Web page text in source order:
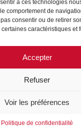
à ces technologies
comportement de
consentir ou de retirer
caractéristiques et
Accepter
Refuser
Voir les préférences
Politique de confidentialité